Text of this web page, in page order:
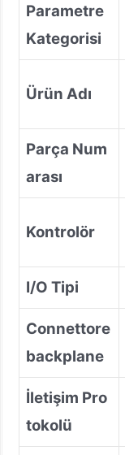
Parametre
Kategorisi
Ürün Adı
Parça Num
arası
Kontrolör
I/O Tipi
Connettore
backplane
İletişim Pro
tokolü